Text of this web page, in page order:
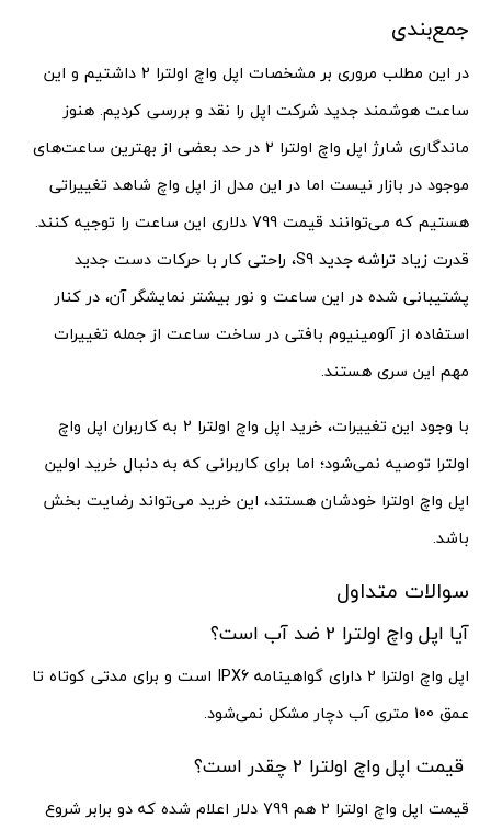
جمع‌بندی
در این مطلب مروری بر مشخصات اپل واچ اولترا 2 داشتیم و این
ساعت هوشمند جدید شرکت اپل را نقد و بررسی کردیم. هنوز
ماندگاری شارژ اپل واچ اولترا 2 در حد بعضی از بهترین ساعت‌های
موجود در بازار نیست اما در این مدل از اپل واچ شاهد تغییراتی
هستیم که می‌توانند قیمت 799 دلاری این ساعت را توجیه کنند.
قدرت زیاد تراشه جدید S9، راحتی کار با حرکات دست جدید
پشتیبانی شده در این ساعت و نور بیشتر نمایشگر آن، در کنار
استفاده از آلومینیوم بافتی در ساخت ساعت از جمله تغییرات
مهم این سری هستند.
با وجود این تغییرات، خرید اپل واچ اولترا 2 به کاربران اپل واچ
اولترا توصیه نمی‌شود؛ اما برای کاربرانی که به دنبال خرید اولین
اپل واچ اولترا خودشان هستند، این خرید می‌تواند رضایت بخش
باشد.
سوالات متداول
آیا اپل واچ اولترا 2 ضد آب است؟
اپل واچ اولترا 2 دارای گواهینامه IPX6 است و برای مدتی کوتاه تا
عمق 100 متری آب دچار مشکل نمی‌شود.
قیمت اپل واچ اولترا 2 چقدر است؟
قیمت اپل واچ اولترا 2 هم 799 دلار اعلام شده که دو برابر شروع